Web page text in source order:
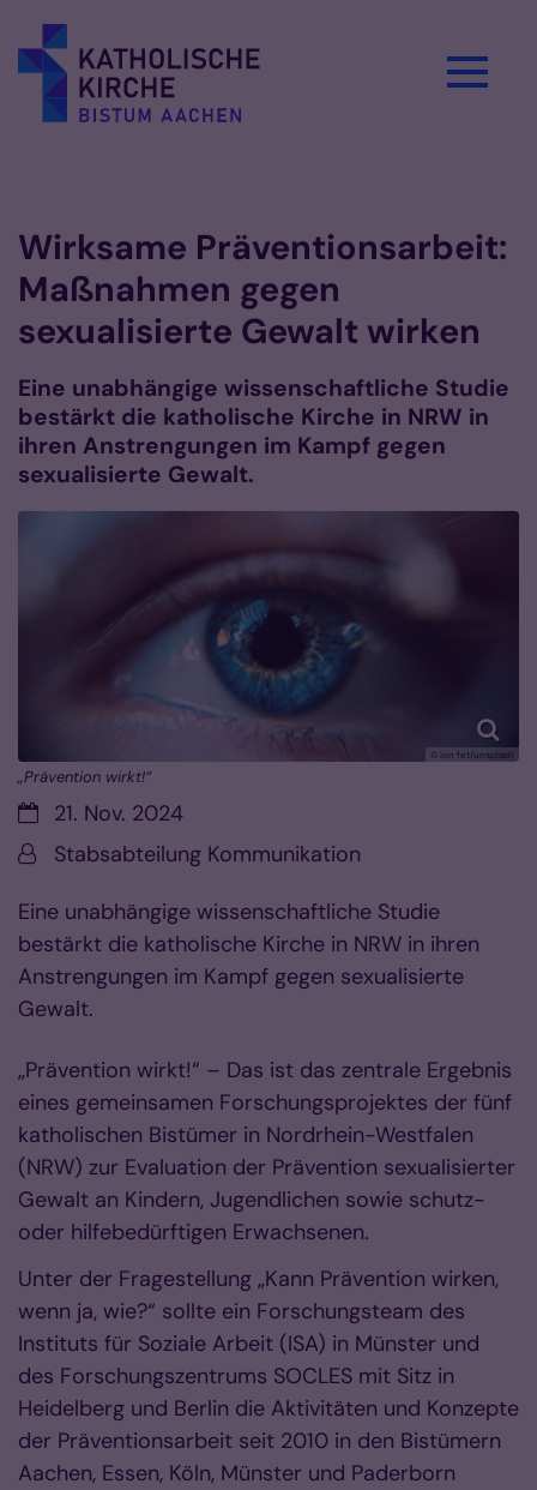
Wirksame Präventionsarbeit:
Maßnahmen gegen
sexualisierte Gewalt wirken
Eine unabhängige wissenschaftliche Studie
bestärkt die katholische Kirche in NRW in
ihren Anstrengungen im Kampf gegen
sexualisierte Gewalt.
© ion fet/unsplash
„Prävention wirkt!“
Datum:21. Nov. 2024
Von:Stabsabteilung Kommunikation
Eine unabhängige wissenschaftliche Studie
bestärkt die katholische Kirche in NRW in ihren
Anstrengungen im Kampf gegen sexualisierte
Gewalt.
„Prävention wirkt!“ – Das ist das zentrale Ergebnis
eines gemeinsamen Forschungsprojektes der fünf
katholischen Bistümer in Nordrhein-Westfalen
(NRW) zur Evaluation der Prävention sexualisierter
Gewalt an Kindern, Jugendlichen sowie schutz-
oder hilfebedürftigen Erwachsenen.
Unter der Fragestellung „Kann Prävention wirken,
wenn ja, wie?“ sollte ein Forschungsteam des
Instituts für Soziale Arbeit (ISA) in Münster und
des Forschungszentrums SOCLES mit Sitz in
Heidelberg und Berlin die Aktivitäten und Konzepte
der Präventionsarbeit seit 2010 in den Bistümern
Aachen, Essen, Köln, Münster und Paderborn